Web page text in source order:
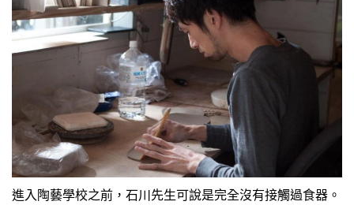
進入陶藝學校之前，石川先生可說是完全沒有接觸過食器。